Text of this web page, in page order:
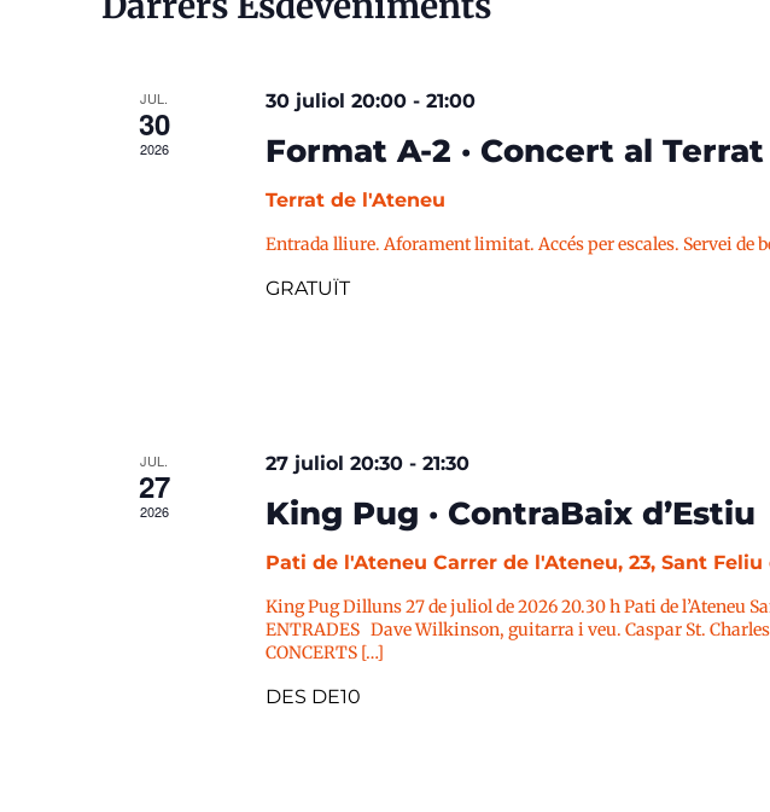
JUL.
30
2026
30 juliol 20:00- 21:00
Format A-2 · Concert al Terrat
Terrat de l'Ateneu
Entrada lliure. Aforament limitat. Accés per escales. Servei de
GRATUÏT
JUL.
27
2026
27 juliol 20:30- 21:30
King Pug · ContraBaix d’Estiu
Pati de l'Ateneu Carrer de l'Ateneu, 23, Sant
King Pug Dilluns 27 de juliol de 2026 20.30 h Pati de l’Ateneu
ENTRADES Dave Wilkinson, guitarra i veu. Caspar St.
CONCERTS […]
DES DE10